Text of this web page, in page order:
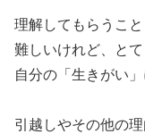
理解してもらうこと
難しいけれど、と
自分の「生きがい
引越しやその他の